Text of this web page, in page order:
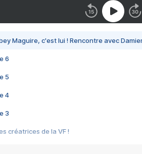
Maguire, c'est lui ! Rencontre avec
6
5
4
3
créatrices de la VF !